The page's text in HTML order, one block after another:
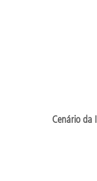
Cenário da